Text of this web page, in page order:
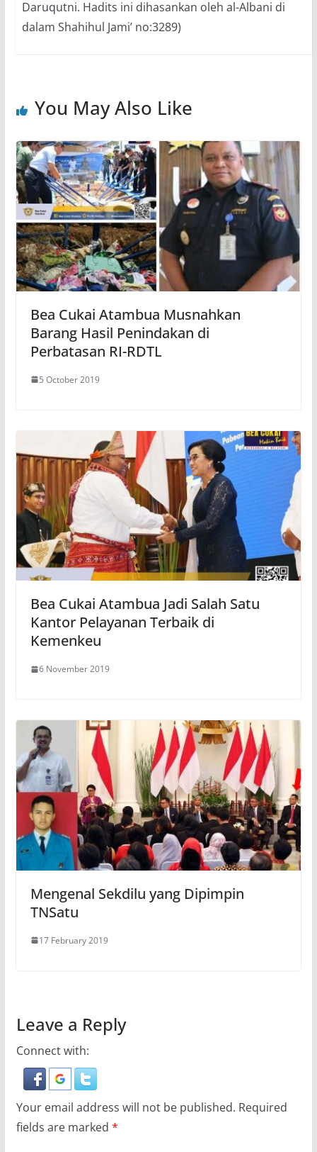
Daruqutni. Hadits ini dihasankan oleh al-Albani di
dalam Shahihul Jami’ no:3289)
You May Also Like
Bea Cukai Atambua Musnahkan
Barang Hasil Penindakan di
Perbatasan RI-RDTL
5 October 2019
Bea Cukai Atambua Jadi Salah Satu
Kantor Pelayanan Terbaik di
Kemenkeu
6 November 2019
Mengenal Sekdilu yang Dipimpin
TNSatu
17 February 2019
Leave a Reply
Connect with:
Your email address will not be published. Required
fields are marked *